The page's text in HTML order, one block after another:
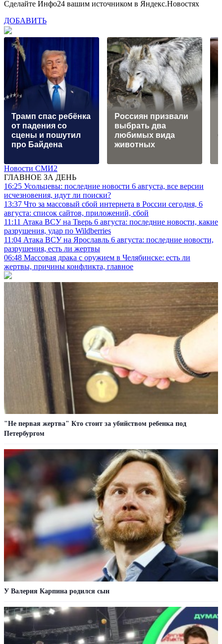
Сделайте Инфо24 вашим источником в Яндекс.Новостях
ДОБАВИТЬ
Трамп спас ребёнка
от падения со
сцены и пошутил
про Байдена
Россиян призвали
выбрать два
любимых вида
животных
Новости СМИ2
ГЛАВНОЕ ЗА ДЕНЬ
16:25 Усольцевы: последние новости 6 августа, все версии
исчезновения, идут ли поиски?
13:37 Что за массовый сбой интернета в России сегодня, 6
августа: список сайтов, приложений, сбой
11:11 Атака ВСУ на Тверь 6 августа: последние новости, какие
разрушения, удар по Wildberries
11:04 Атака ВСУ на Ярославль 6 августа: последние новости,
разрушения, есть ли жертвы
06:48 Массовая драка с оружием в Челябинске: есть ли
жертвы, причины конфликта, главное
"Не первая жертва" Кто стоит за убийством ребенка под
Петербургом
У Валерия Карпина родился сын